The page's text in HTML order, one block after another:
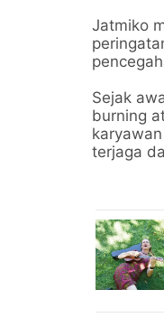
Jatmiko
Sejak
burning
terjaga